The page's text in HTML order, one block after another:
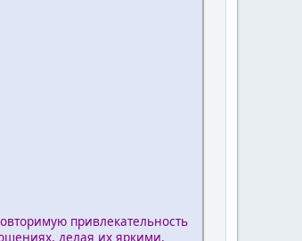
привлекательность
делая их яркими,